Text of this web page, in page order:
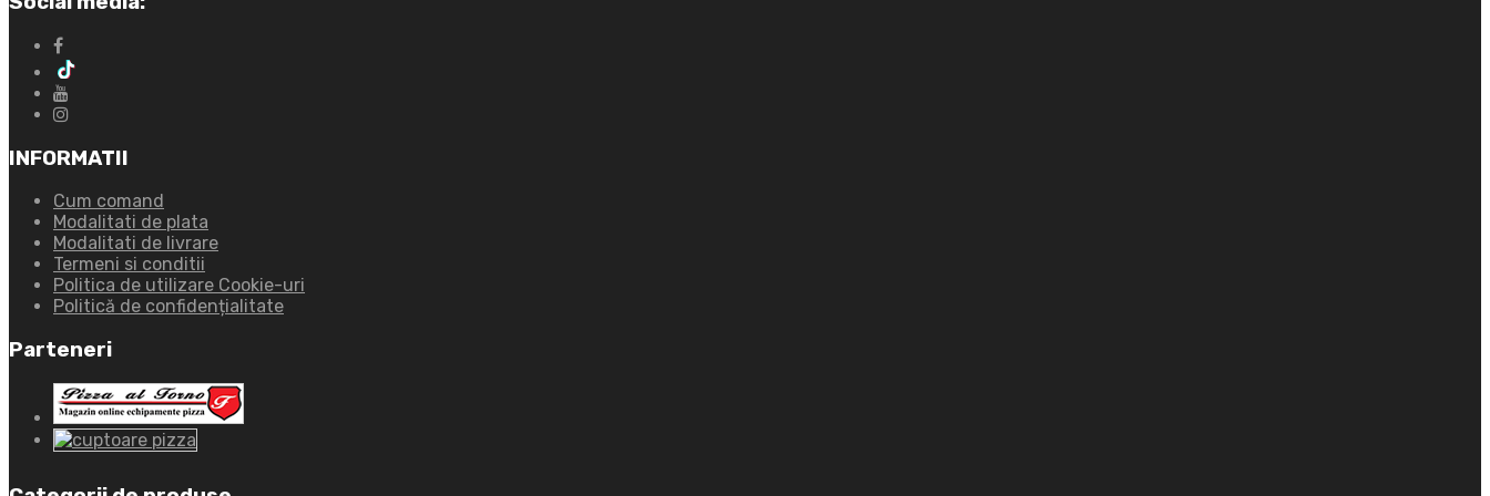
INFORMATII
Cum comand
Modalitati de plata
Modalitati de livrare
Termeni si conditii
Politica de utilizare Cookie-uri
Politică de confidențialitate
Parteneri